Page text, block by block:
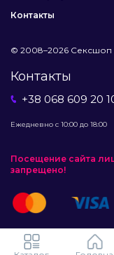
Контакты
© 2008–2026 Сексшоп
Контакты
+38 068 609 20
Ежедневно с 10:00 до 18:00
Посещение сайта
запрещено!